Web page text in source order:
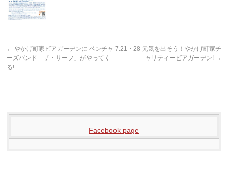
← やかげ町家ビアガーデンに ベンチャ
ーズバンド「ザ・サーフ」がやってく
る!
7.21・28 元気を出そう！やかげ町家チ
ャリティービアガーデン! →
Facebook page